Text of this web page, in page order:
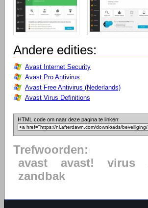
Andere edities:
Avast Internet Security
Avast Pro Antivirus
Avast Free Antivirus (Nederlands)
Avast Virus Definitions
HTML code om naar deze pagina te linken:
Trefwoorden:
avast
avast! virus
zandbak